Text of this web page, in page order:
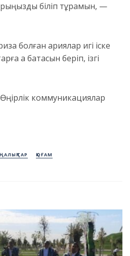
біліп тұрамын, —
болған қариялар игі іске
ақ батасын беріп, ізгі
коммуникациялар
ҚОҒАМ